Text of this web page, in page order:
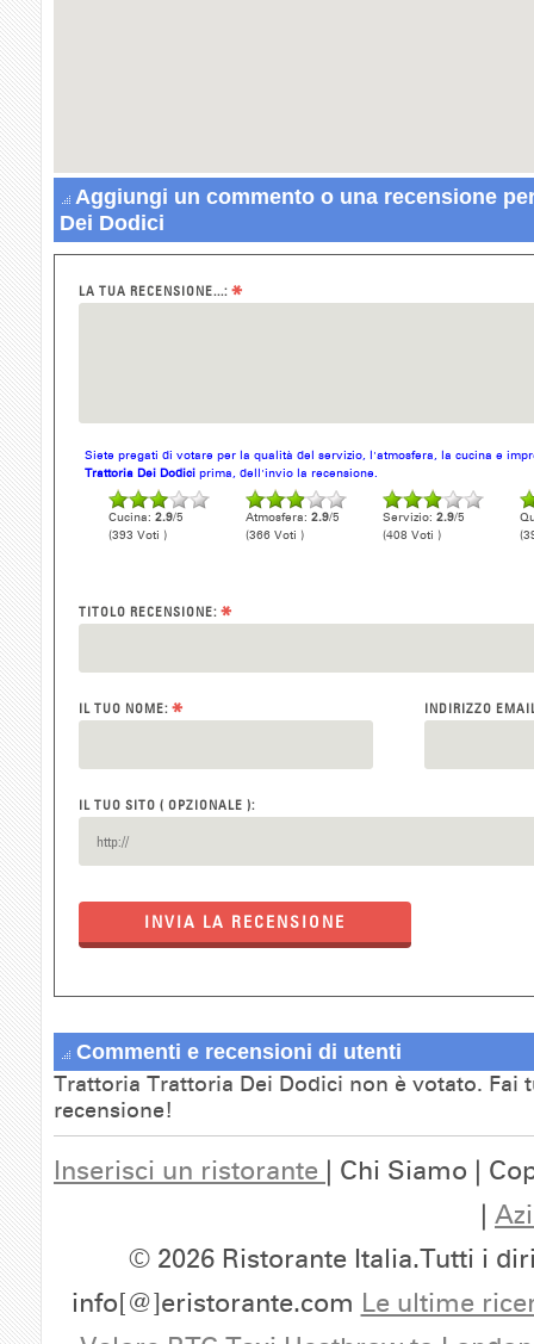
Aggiungi un commento o una recensione
Dei Dodici
LA TUA RECENSIONE...: *
Siete pregati di votare per la qualità del servizio, l'atmosfera, la cucina e
Trattoria Dei Dodici prima, dell'invio la recensione.
Cucina: 2.9/5
(393 Voti )
Atmosfera: 2.9/5
(366 Voti )
Servizio: 2.9/5
(408 Voti )
TITOLO RECENSIONE: *
IL TUO NOME: * INDIRIZZO
IL TUO SITO ( OPZIONALE ):
INVIA LA RECENSIONE
Commenti e recensioni di utenti
Trattoria Trattoria Dei Dodici non è votato. Fai
recensione!
Inserisci un ristorante | Chi Siamo |
|
© 2026 Ristorante Italia.Tutti i
info[@]eristorante.com Le ultime